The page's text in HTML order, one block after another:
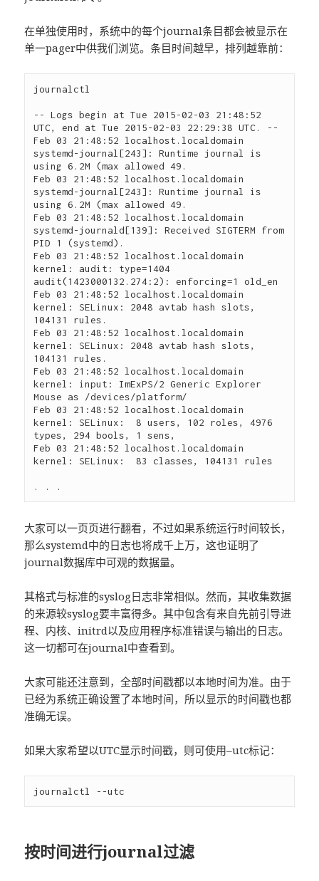
在单独使用时，系统中的每个journal条目都会被显示在
单一pager中供我们浏览。条目时间越早，排列越靠前：
journalctl
-- Logs begin at Tue 2015-02-03 21:48:52
UTC, end at Tue 2015-02-03 22:29:38 UTC. --
Feb 03 21:48:52 localhost.localdomain
systemd-journal[243]: Runtime journal is
using 6.2M (max allowed 49.
Feb 03 21:48:52 localhost.localdomain
systemd-journal[243]: Runtime journal is
using 6.2M (max allowed 49.
Feb 03 21:48:52 localhost.localdomain
systemd-journald[139]: Received SIGTERM from
PID 1 (systemd).
Feb 03 21:48:52 localhost.localdomain
kernel: audit: type=1404
audit(1423000132.274:2): enforcing=1 old_en
Feb 03 21:48:52 localhost.localdomain
kernel: SELinux: 2048 avtab hash slots,
104131 rules.
Feb 03 21:48:52 localhost.localdomain
kernel: SELinux: 2048 avtab hash slots,
104131 rules.
Feb 03 21:48:52 localhost.localdomain
kernel: input: ImExPS/2 Generic Explorer
Mouse as /devices/platform/
Feb 03 21:48:52 localhost.localdomain
kernel: SELinux:  8 users, 102 roles, 4976
types, 294 bools, 1 sens,
Feb 03 21:48:52 localhost.localdomain
kernel: SELinux:  83 classes, 104131 rules
大家可以一页页进行翻看，不过如果系统运行时间较长，
那么systemd中的日志也将成千上万，这也证明了
journal数据库中可观的数据量。
其格式与标准的syslog日志非常相似。然而，其收集数据
的来源较syslog要丰富得多。其中包含有来自先前引导进
程、内核、initrd以及应用程序标准错误与输出的日志。
这一切都可在journal中查看到。
大家可能还注意到，全部时间戳都以本地时间为准。由于
已经为系统正确设置了本地时间，所以显示的时间戳也都
准确无误。
如果大家希望以UTC显示时间戳，则可使用–utc标记：
按时间进行journal过滤